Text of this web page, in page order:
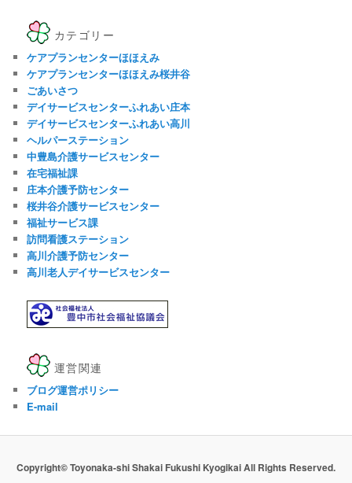
カテゴリー
ケアプランセンターほほえみ
ケアプランセンターほほえみ桜井谷
ごあいさつ
デイサービスセンターふれあい庄本
デイサービスセンターふれあい高川
ヘルパーステーション
中豊島介護サービスセンター
在宅福祉課
庄本介護予防センター
桜井谷介護サービスセンター
福祉サービス課
訪問看護ステーション
高川介護予防センター
高川老人デイサービスセンター
運営関連
ブログ運営ポリシー
E-mail
Copyright© Toyonaka-shi Shakai Fukushi Kyogikai All Rights Reserved.